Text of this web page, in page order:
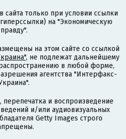
сайта только при условии ссылки
на "Экономическую
правду".
на этом сайте со ссылкой
, не подлежат дальнейшему
в любой форме,
агентства "Интерфакс-
и воспроизведение
и/или аудиовизуальных
Getty Images строго